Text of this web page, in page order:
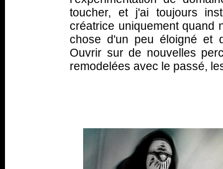
toucher, et j'ai toujours
créatrice uniquement quand
chose d'un peu éloigné et
Ouvrir sur de nouvelles
remodelées avec le passé,